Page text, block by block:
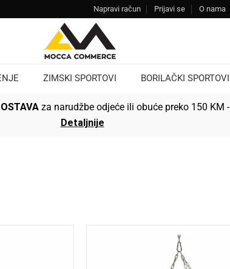
Napravi račun Prijavi se O nama
ZIMSKI SPORTOVI BORILAČKI SPORTOVI
za narudžbe odjeće ili obuće preko 150 KM -
Detaljnije